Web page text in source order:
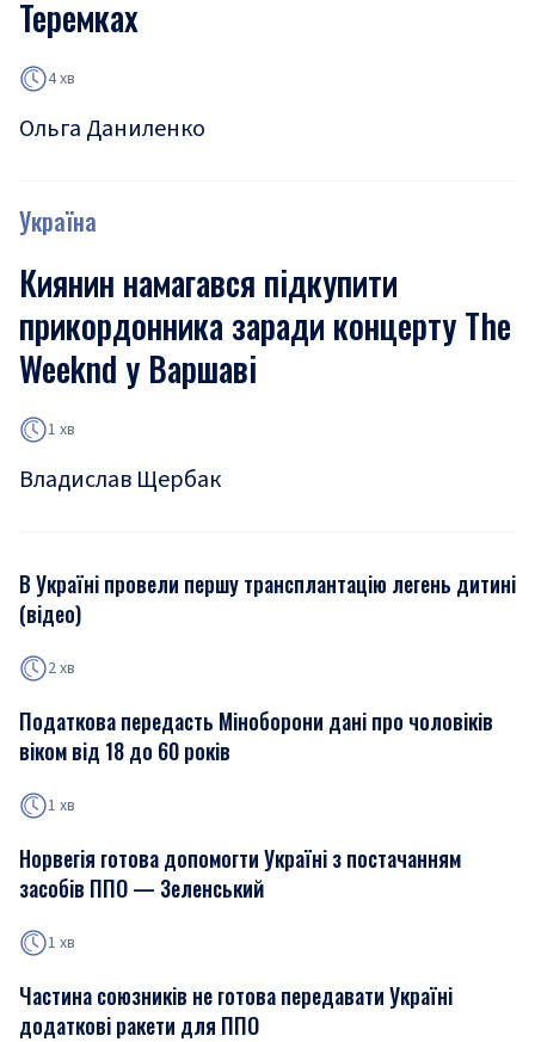
Теремках
4 хв
Ольга Даниленко
Україна
Киянин намагався підкупити
прикордонника заради концерту The
Weeknd у Варшаві
1 хв
Владислав Щербак
В Україні провели першу трансплантацію легень дитині
(відео)
2 хв
Податкова передасть Міноборони дані про чоловіків
віком від 18 до 60 років
1 хв
Норвегія готова допомогти Україні з постачанням
засобів ППО — Зеленський
1 хв
Частина союзників не готова передавати Україні
додаткові ракети для ППО